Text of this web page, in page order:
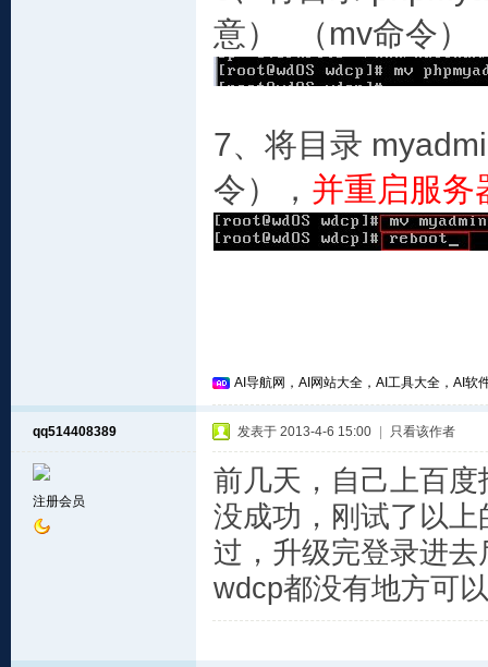
意） （mv命令）
7、将目录
令）， 并重启服务
AI导航网，AI网站大全，AI工具大全，AI软
qq514408389
注册会员
发表于 2013-4-6 15:00 只看该作者
前几天，自己上百
没成功，刚试了以
过，升级完登录进
wdcp都没有地方可